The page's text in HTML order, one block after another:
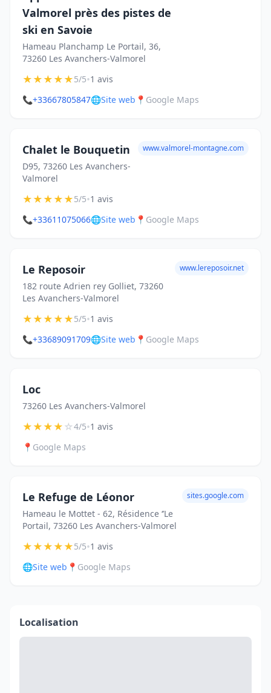
Valmorel près des pistes de
ski en Savoie
Hameau Planchamp Le Portail, 36,
73260 Les Avanchers-Valmorel
★★★★★5/5•1 avis
📞+33667805847🌐Site web 📍 Google Maps
Chalet le Bouquetin
D95, 73260 Les Avanchers-
Valmorel
www.valmorel-montagne.com
★★★★★5/5•1 avis
📞+33611075066🌐Site web 📍 Google Maps
Le Reposoir
182 route Adrien rey Golliet, 73260
Les Avanchers-Valmorel
www.lereposoir.net
★★★★★5/5•1 avis
📞+33689091709🌐Site web 📍 Google Maps
Loc
73260 Les Avanchers-Valmorel
★★★★☆4/5•1 avis
📍 Google Maps
Le Refuge de Léonor
Hameau le Mottet - 62, Résidence ‘’Le
Portail, 73260 Les Avanchers-Valmorel
sites.google.com
★★★★★5/5•1 avis
🌐Site web 📍 Google Maps
Localisation